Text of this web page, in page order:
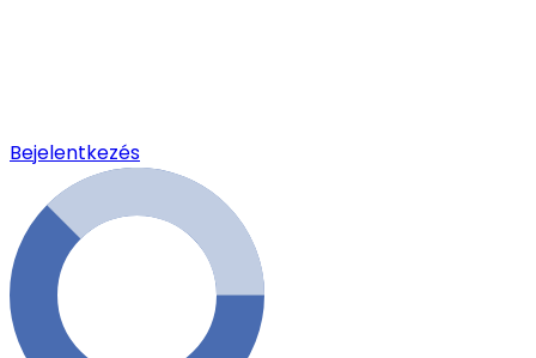
Bejelentkezés